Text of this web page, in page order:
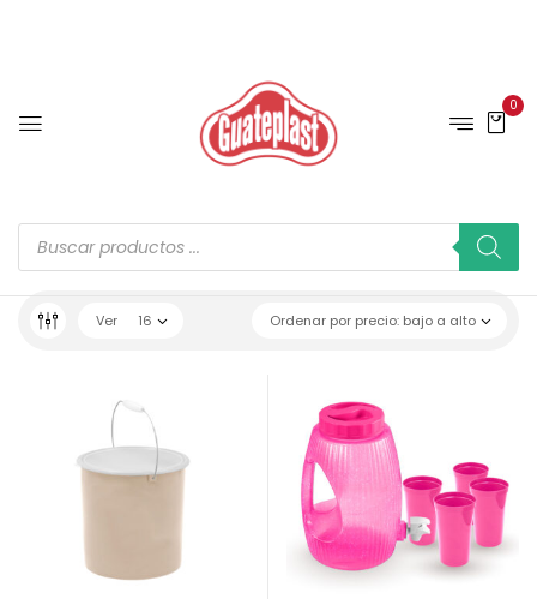
0
Ordenar por precio: bajo a alto
Ver 16